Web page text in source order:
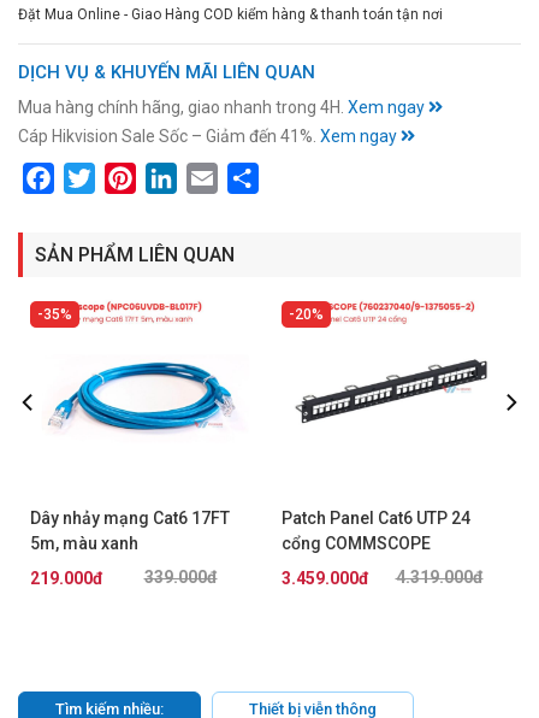
Đặt Mua Online - Giao Hàng COD kiểm hàng & thanh toán tận nơi
DỊCH VỤ & KHUYẾN MÃI LIÊN QUAN
Mua hàng chính hãng, giao nhanh trong 4H. Xem ngay
Cáp Hikvision Sale Sốc – Giảm đến 41%. Xem ngay
FacebookTwitterPinterestLinkedIn
Email
SẢN PHẨM LIÊN QUAN
35%
Dây nhảy mạng Cat6 17FT
5m, màu xanh
AMP/Commscope339.000đ
219.000đ
20%
Patch Panel Cat6 UTP 24
cổng COMMSCOPE
(760237040/9-1375055-2)
4.319.000đ
3.459.000đ
Tìm kiếm nhiều: Thiết bị viễn thông